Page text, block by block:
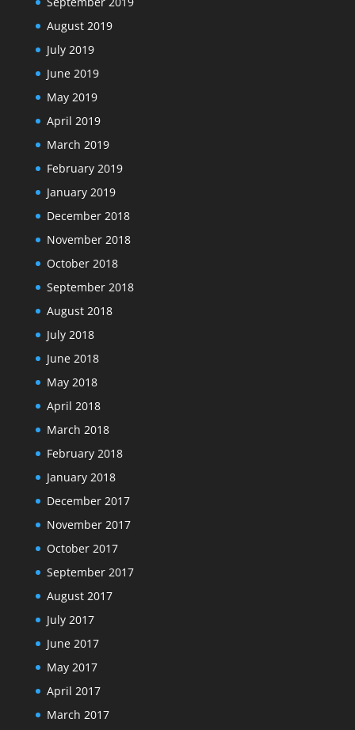
August 2019
July 2019
June 2019
May 2019
April 2019
March 2019
February 2019
January 2019
December 2018
November 2018
October 2018
September 2018
August 2018
July 2018
June 2018
May 2018
April 2018
March 2018
February 2018
January 2018
December 2017
November 2017
October 2017
September 2017
August 2017
July 2017
June 2017
May 2017
April 2017
March 2017